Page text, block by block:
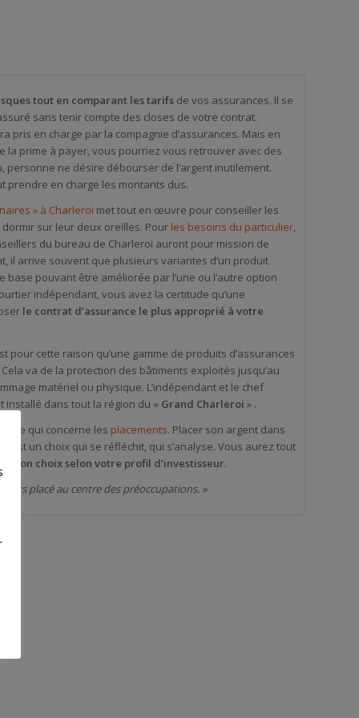
tout en comparant les tarifsde vos assurances. Il se
sans tenir compte des closes de votre contrat.
pris en charge par la compagnie d’assurances. Mais en
la prime à payer, vous pourriez vous retrouver avec des
ne désire débourser de l’argent inutilement.
prendre en charge les montants dus.
» à Charleroi met tout en œuvre pour conseiller les
sur leur deux oreilles. Pour les besoins du particulier,
du bureau de Charleroi auront pour mission de
il arrive souvent que plusieurs variantes d’un produit
pouvant être améliorée par l’une ou l’autre option
indépendant, vous avez la certitude qu’une
le contrat d’assurance le plus approprié à votre
pour cette raison qu’une gamme de produits d’assurances
Cela va de la protection des bâtiments exploités jusqu’au
matériel ou physique. L’indépendant et le chef
dans tout la région du « Grand Charleroi » .
ce qui concerne les placements. Placer son argent dans
est un choix qui se réfléchit, qui s’analyse. Vous aurez tout
le bon choix selon votre profil d’investisseur.
placé au centre des préoccupations. »